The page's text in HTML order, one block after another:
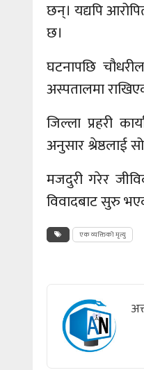
छन्। यद्यपि
छ।
घटनापछि
अस्पतालमा
जिल्ला प्रहरी
अनुसार श्रेष्ठलाई
मजदुरी गरेर
विवादबाट सुरु
एक व्यक्तिको मृत्यु